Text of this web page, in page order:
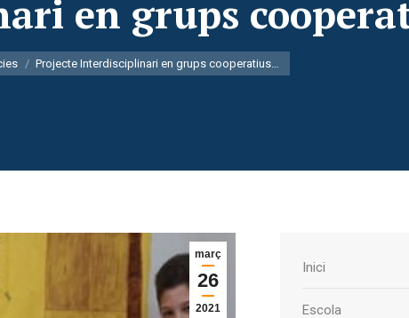
en grups
Projecte Interdisciplinari en grups cooperatius…
març
26
2021
Inici
Escola